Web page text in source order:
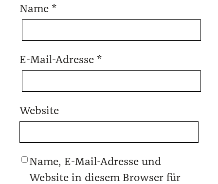
Name *
E-Mail-Adresse *
Website
Name, E-Mail-Adresse und
Website in diesem Browser für